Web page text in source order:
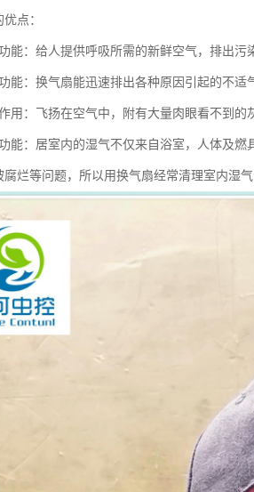
点：
能：给人提供呼吸所需的新鲜空气，排出污
能：换气扇能迅速排出各种原因引起的不适
用：飞扬在空气中，附有大量肉眼看不到的
能：居室内的湿气不仅来自浴室，人体及燃
腐烂等问题，所以用换气扇经常清理室内湿